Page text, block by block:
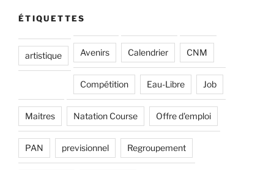
ÉTIQUETTES
artistique Avenirs Calendrier CNM
Compétition Eau-Libre Job
Maitres Natation Course Offre d'emploi
PAN previsionnel Regroupement